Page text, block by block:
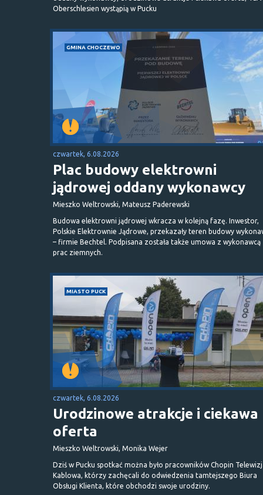
Oberschlesien wystąpią w Pucku
GMINA CHOCZEWO
czwartek, 6.08.2026
Plac budowy elektrowni
jądrowej oddany wykonawcy
Mieszko Weltrowski, Mateusz Paderewski
Budowa elektrowni jądrowej wkracza w kolejną fazę. Inwestor,
Polskie Elektrownie Jądrowe, przekazały teren budowy
– firmie Bechtel. Podpisana została także umowa z wykonawcą
prac ziemnych.
MIASTO PUCK
czwartek, 6.08.2026
Urodzinowe atrakcje i ciekawa
oferta
Mieszko Weltrowski, Monika Wejer
Dziś w Pucku spotkać można było pracowników Chopin
Kablowa, którzy zachęcali do odwiedzenia tamtejszego Biura
Obsługi Klienta, które obchodzi swoje urodziny.